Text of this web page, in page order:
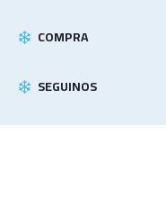
COMPRA
SEGUINOS